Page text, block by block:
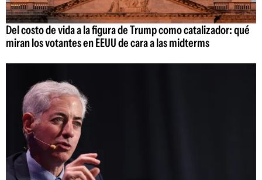
Del costo de vida a la figura de Trump como catalizador: qué
miran los votantes en EEUU de cara a las midterms